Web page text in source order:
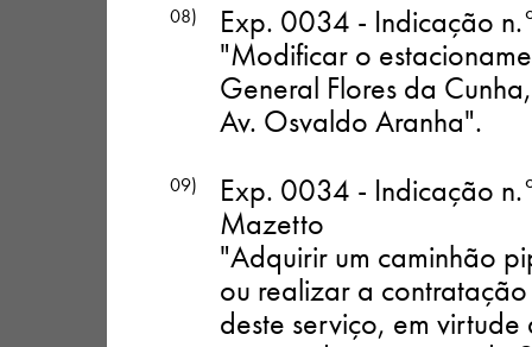
08)
Exp. 0034 - Indicação
"Modificar o
General Flores da
Av. Osvaldo Aranha".
09)
Exp. 0034 - Indicação
Mazetto
"Adquirir um caminhão
ou realizar a
deste serviço, em